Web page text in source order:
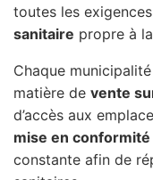
toutes les
sanitaire propre à
Chaque
matière de vente
d’accès aux
mise en
constante afin de